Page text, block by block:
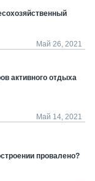
Май 26, 2021
активного отдыха
Май 14, 2021
провалено?